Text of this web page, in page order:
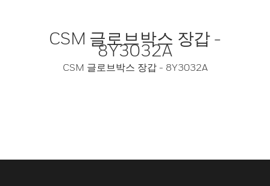
CSM 글로브박스 장갑 -
8Y3032A
CSM 글로브박스 장갑 - 8Y3032A